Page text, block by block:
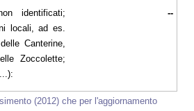
identificati;
locali, ad es.
Canterine,
Zoccolette;
--
(2012) che per l'aggiornamento